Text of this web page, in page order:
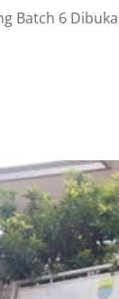
Batch 6